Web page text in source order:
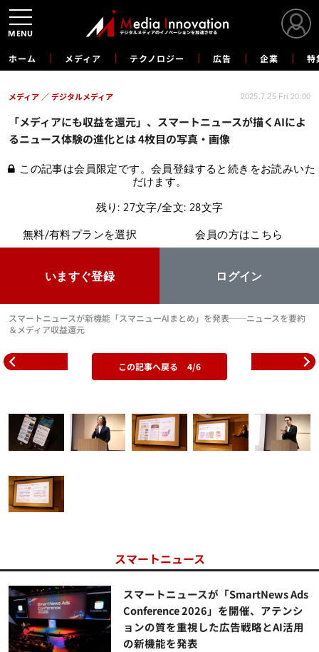
ホーム メディア テクノロジー 広告 企業 特
「メディアにも収益を還元」、スマートニュースが描くAIによ
るニュース体験の進化とは 4枚目の写真・画像
メディア デジタルメディア 2025.7.25 Fri 20:00
この記事は会員限定です。会員登録すると続きをお読みいた
だけます。
残り: 27文字/全文: 28文字
無料/有料プランを選択
いますぐ登録
会員の方はこちら
ログイン
スマートニュースが新機能「スマニューAIまとめ」を発表──ニュースを要約
＆メディア収益還元
この記事へ戻る 4/6
スマートニュース
スマートニュースが「SmartNews Ads
Conference 2026」を開催、アテンシ
ョンの質を重視した広告戦略とAI活用
の新機能を発表
MENU